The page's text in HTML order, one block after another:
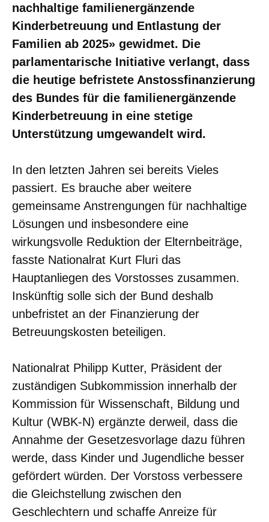
nachhaltige familienergänzende
Kinderbetreuung und Entlastung der
Familien ab 2025» gewidmet. Die
parlamentarische Initiative verlangt, dass
die heutige befristete Anstossfinanzierung
des Bundes für die familienergänzende
Kinderbetreuung in eine stetige
Unterstützung umgewandelt wird.
In den letzten Jahren sei bereits Vieles
passiert. Es brauche aber weitere
gemeinsame Anstrengungen für nachhaltige
Lösungen und insbesondere eine
wirkungsvolle Reduktion der Elternbeiträge,
fasste Nationalrat Kurt Fluri das
Hauptanliegen des Vorstosses zusammen.
Inskünftig solle sich der Bund deshalb
unbefristet an der Finanzierung der
Betreuungskosten beteiligen.
Nationalrat Philipp Kutter, Präsident der
zuständigen Subkommission innerhalb der
Kommission für Wissenschaft, Bildung und
Kultur (WBK-N) ergänzte derweil, dass die
Annahme der Gesetzesvorlage dazu führen
werde, dass Kinder und Jugendliche besser
gefördert würden. Der Vorstoss verbessere
die Gleichstellung zwischen den
Geschlechtern und schaffe Anreize für